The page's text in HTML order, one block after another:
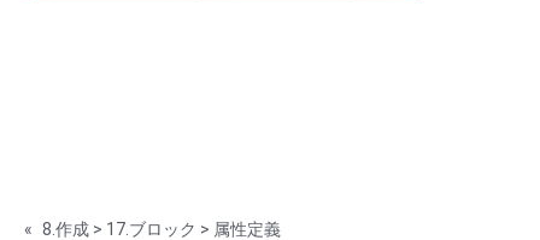
« 8.作成 > 17.ブロック > 属性定義